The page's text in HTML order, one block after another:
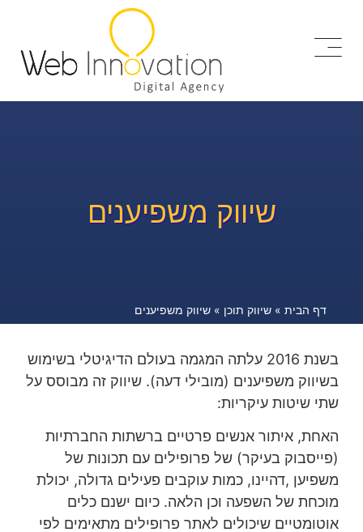
שיווק משפיענים
דף הבית » שיווק תוכן » שיווק משפיענים
בשנת 2016 עלתה המגמה בעולם הדיגיטלי בשימוש
בשיווק משפיענים (מובילי דעה). שיווק זה מבוסס על
שתי שיטות עיקריות:
האחת, איתור אנשים פרטיים ברשתות החברתיות
(פייסבוק בעיקר) של פרופילים עם תכונות של
משפיען ,דהיינו, כמות עוקבים פעילים גדולה, יכולת
מוכחת של השפעה וכן הלאה. כיום ישנם כלים
אוטומטיים שיכולים לאתר פרופילים מתאימים לפי